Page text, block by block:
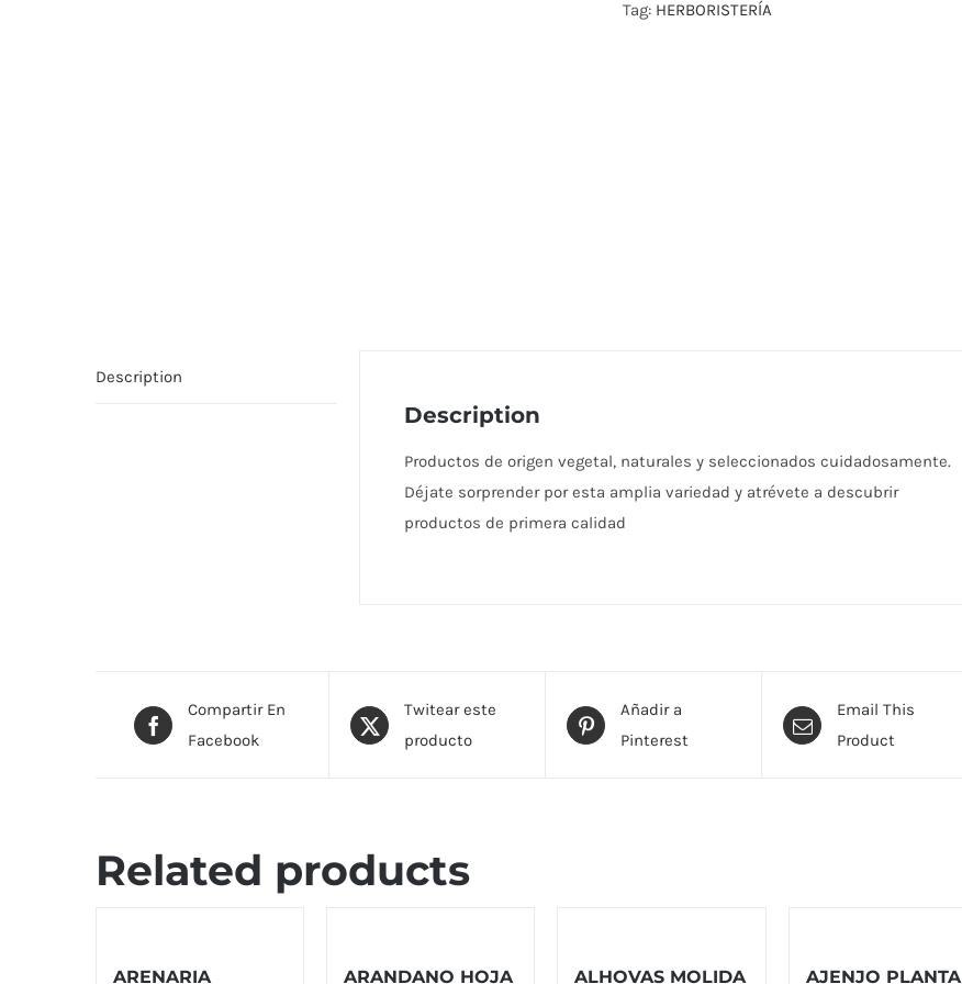
Tag: HERBORISTERÍA
Description
Description
Productos de origen vegetal, naturales y seleccionados cuidadosamente.
Déjate sorprender por esta amplia variedad y atrévete a descubrir
productos de primera calidad
Compartir En
Facebook
Twitear este
producto
Añadir a
Pinterest
Email This
Product
Related products
ARENARIA ARANDANO HOJA ALHOVAS MOLIDA AJENJO PLANTA